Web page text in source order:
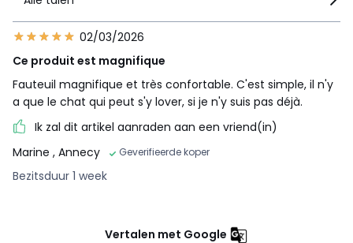
02/03/2026
Ce produit est magnifique
Fauteuil magnifique et très confortable. C'est simple, il n'y
a que le chat qui peut s'y lover, si je n'y suis pas déjà.
Ik zal dit artikel aanraden aan een vriend(in)
Marine , Annecy Geverifieerde koper
Bezitsduur 1 week
Vertalen met Google